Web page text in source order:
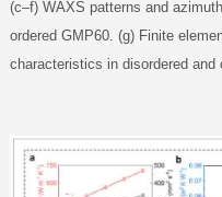
(c–f) WAXS patterns and
ordered GMP60. (g) Finite
characteristics in disordered and